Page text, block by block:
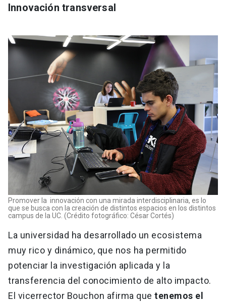
Innovación transversal
Promover la innovación con una mirada interdisciplinaria, es lo
que se busca con la creación de distintos espacios en los distintos
campus de la UC. (Crédito fotográfico: César Cortés)
La universidad ha desarrollado un ecosistema
muy rico y dinámico, que nos ha permitido
potenciar la investigación aplicada y la
transferencia del conocimiento de alto impacto.
El vicerrector Bouchon afirma que tenemos el